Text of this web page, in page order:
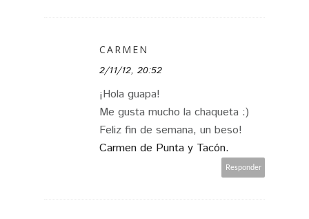
CARMEN
2/11/12, 20:52
¡Hola guapa!
Me gusta mucho la chaqueta :)
Feliz fin de semana, un beso!
Carmen de Punta y Tacón.
Responder